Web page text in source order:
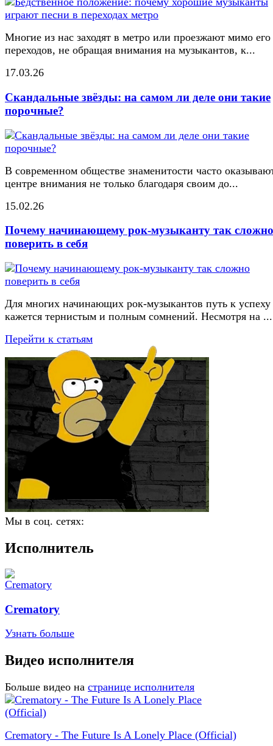
Многие из нас заходят в метро или проезжают мимо его
переходов, не обращая внимания на музыкантов, к...
17.03.26
Скандальные звёзды: на самом ли деле они такие
порочные?
В современном обществе знаменитости часто
центре внимания не только благодаря своим до...
15.02.26
Почему начинающему рок-музыканту так сложно
поверить в себя
Для многих начинающих рок-музыкантов путь к успеху
кажется тернистым и полным сомнений. Несмотря на ...
Перейти к статьям
Мы в соц. сетях:
Исполнитель
Crematory
Узнать больше
Видео исполнителя
Больше видео на странице исполнителя
Crematory - The Future Is A Lonely Place (Official)